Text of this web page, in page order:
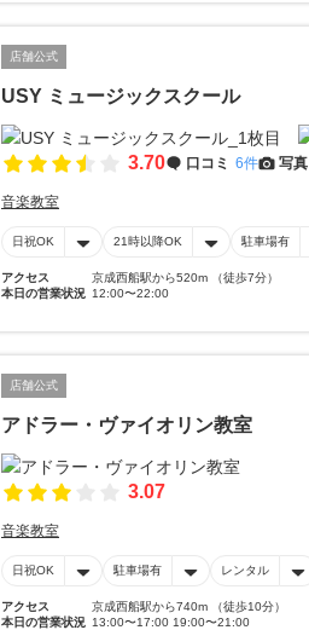
店舗公式
USY ミュージックスクール
3.70 口コミ 6件 写真
音楽教室
日祝OK 21時以降OK 駐車場有
アクセス
京成西船駅から520m （徒歩7分）
本日の営業状況 12:00〜22:00
店舗公式
アドラー・ヴァイオリン教室
3.07
音楽教室
日祝OK 駐車場有 レンタル
アクセス
京成西船駅から740m （徒歩10分）
本日の営業状況 13:00〜17:00 19:00〜21:00